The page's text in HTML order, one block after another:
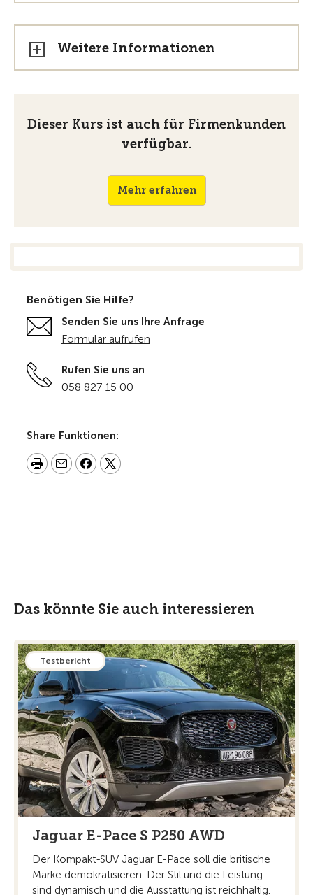
Weitere Informationen
Dieser Kurs ist auch für Firmenkunden
verfügbar.
Mehr erfahren
Benötigen Sie Hilfe?
Senden Sie uns Ihre Anfrage
Formular aufrufen
Rufen Sie uns an
058 827 15 00
Share Funktionen:
Das könnte Sie auch interessieren
Testbericht
Jaguar E-Pace S P250 AWD
Der Kompakt-SUV Jaguar E-Pace soll die britische
Marke demokratisieren. Der Stil und die Leistung
sind dynamisch und die Ausstattung ist reichhaltig.